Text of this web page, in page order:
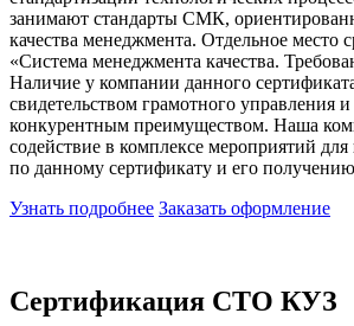
занимают стандарты СМК,
качества менеджмента. Отдельное место
«Система менеджмента качества.
Наличие у компании данного
свидетельством грамотного управления
конкурентным преимуществом. Наша
содействие в комплексе мероприятий для
по данному сертификату и его
Узнать подробнее Заказать оформление
Сертификация СТО КУЗ